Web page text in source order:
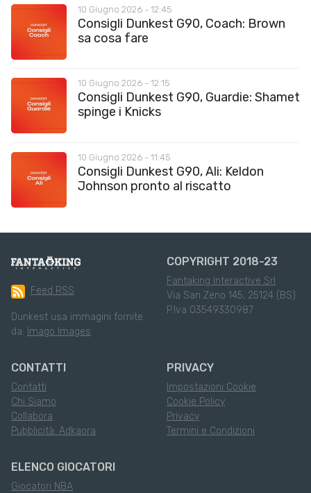
10 Giugno 2026 - 12:45
Consigli Dunkest G90, Coach: Brown
sa cosa fare
10 Giugno 2026 - 12:15
Consigli Dunkest G90, Guardie: Shamet
spinge i Knicks
10 Giugno 2026 - 11:45
Consigli Dunkest G90, Ali: Keldon
Johnson pronto al riscatto
Feed RSS
Dunkest usa immagini fornite
da: Imago Images
COPYRIGHT 2018-23
Fantaking Interactive Srl
Via San Zeno 145, 25124 (BS)
P.Iva 03549330987
CONTATTI
Contatti
Chi Siamo
Collabora
Pubblicità: Adkaora
PRIVACY
Impostazioni Cookie
Cookie Policy
Privacy
Termini e Condizioni
ELENCO GIOCATORI
Giocatori NBA